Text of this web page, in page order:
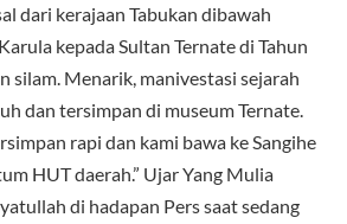
dari kerajaan Tabukan dibawah
kepada Sultan Ternate di Tahun
silam. Menarik, manivestasi sejarah
dan tersimpan di museum Ternate.
rapi dan kami bawa ke Sangihe
HUT daerah.” Ujar Yang Mulia
di hadapan Pers saat sedang